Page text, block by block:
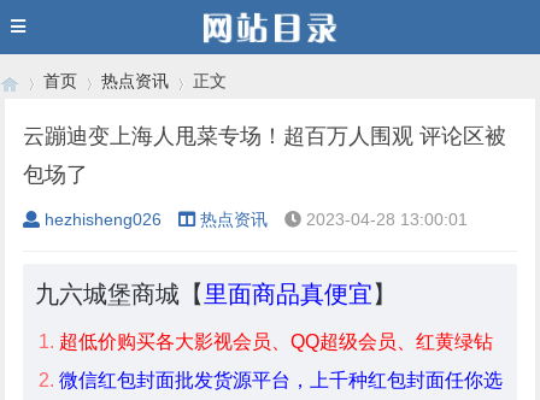
首页
›
热点资讯 正文
云蹦迪变上海人甩菜专场！超百万人围观 评论区被
包场了
hezhisheng026 热点资讯 2023-04-28 13:00:01
九六城堡商城【 里面商品真便宜】
超低价购买各大影视会员、QQ超级会员、红黄绿钻
微信红包封面批发货源平台，上千种红包封面任你选